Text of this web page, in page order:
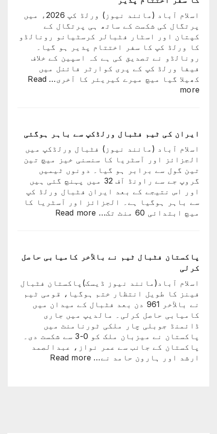
کھلاڑیوں
میں
سے
ایک
کو
کھو
دیا:
بابر
اعظم
اسلام آباد (مانند نیوز) ورلڈ کپ 2026ء میں
پرتگال کی شکست کے ساتھ ہی پرتگال کے
کپتان اور اسٹار فٹبالر کرسٹیانو رونالڈو
کا ورلڈ کپ کا سفر اختتام پذیر ہو گیا۔
رونالڈو نے تصدیق کی ہے کہ اسپین کے خلاف
فیفا ورلڈ کپ کے پری کوارٹر فائنل میں
کھیلا گیا میچ میرے کیریئر کا آخری… Read
more
:
کیساتھ
کا
ورلڈ
کپ
کا
سفر
اختتام
پذیر
ایران کی ٹیم فٹبال ورلڈکپ سے باہر ہوگئی
اسلام آباد (مانند نیوز) فٹبال ورلڈکپ میں
الجزائز اور آسٹریا کا سنسنی خیز میچ تین
تین گول سے برابر ہو گیا۔ دونوں ٹیمیں
گروپ جے سے راونڈ آف 32 میں پہنچ گئی ہیں
اور اس نتیجے کے بعد ایران فٹبال ورلڈ کپ
سے باہر ہوگیا ہے۔ الجزائز اور آسٹریا کا
میچ ابتدائی 60 منٹ تک…
Read more
فٹبال
باہر
ہوگئی
پاکستان فٹبال ٹیم نے بالآخر کامیابی حاصل
کرلی
اسلام آباد(مانند نیوز ڈیسک)پاکستان فٹبال
فینز کا طویل انتظار ختم ہوگیا، قومی ٹیم
نے بالآخر 961 دن بعد فٹبال کے میدان میں
کامیابی حاصل کرلی۔ مالدیپ میں جاری
ڈائمنڈ جوبلی چار ملکی ٹورنامنٹ میں
پاکستان نے میزبان ملک کو 0-3 سے شکست دی۔
پاکستان کے جانب سے عمر نواز، عبدالصمد
ارشد اور ہارون حامد نے… Read more
: